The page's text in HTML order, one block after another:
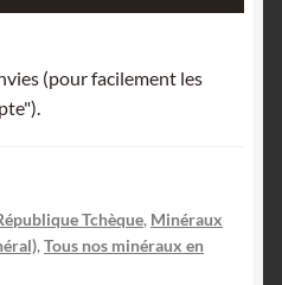
(pour facilement les
Tchèque, Minéraux
, Tous nos minéraux en